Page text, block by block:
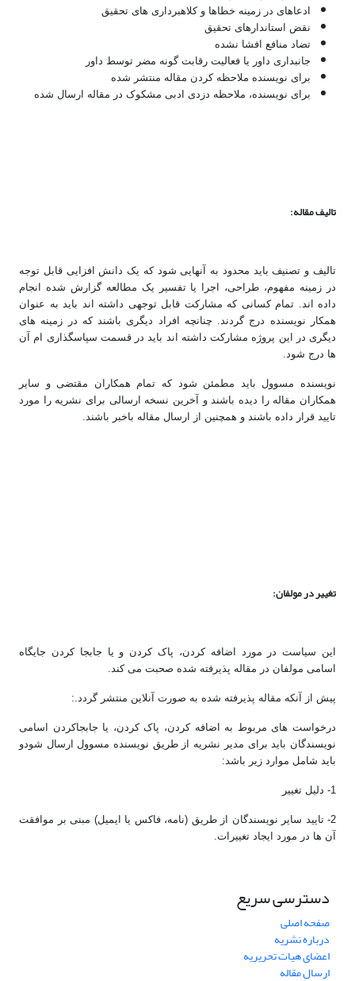
ادعاهای در زمینه خطاها و کلاهبرداری های تحقیق
نقض استاندارهای تحقیق
تضاد منافع افشا نشده
جانبداری داور یا فعالیت رقابت گونه مضر توسط داور
برای نویسنده ملاحظه کردن مقاله منتشر شده
برای نویسنده، ملاحظه دزدی ادبی مشکوک در مقاله ارسال شده
تالیف مقاله:
تالیف و تصنیف باید محدود به آنهایی شود که یک دانش افزایی قابل توجه
در زمینه مفهوم، طراحی، اجرا یا تفسیر یک مطالعه گزارش شده انجام
داده اند. تمام کسانی که مشارکت قابل توجهی داشته اند باید به عنوان
همکار نویسنده درج گردند. چنانچه افراد دیگری باشند که در زمینه های
دیگری در این پروژه مشارکت داشته اند باید در قسمت سپاسگذاری ام آن
ها درج شود.
نویسنده مسوول باید مطمئن شود که تمام همکاران مقتضی و سایر
همکاران مقاله را دیده باشند و آخرین نسخه ارسالی برای نشریه را مورد
تایید قرار داده باشند و همچنین از ارسال مقاله باخبر باشند.
تغییر در مولفان:
این سیاست در مورد اضافه کردن، پاک کردن و یا جابجا کردن جایگاه
اسامی مولفان در مقاله پذیرفته شده صحبت می کند.
پیش از آنکه مقاله پذیرفته شده به صورت آنلاین منتشر گردد.:
درخواست های مربوط به اضافه کردن، پاک کردن، یا جابجاکردن اسامی
نویسندگان باید برای مدیر نشریه از طریق نویسنده مسوول ارسال شودو
باید شامل موارد زیر باشد:
1- دلیل تغییر
2- تایید سایر نویسندگان از طریق (نامه، فاکس یا ایمیل) مبنی بر موافقت
آن ها در مورد ایجاد تغییرات.
دسترسی سریع
صفحه اصلی
درباره نشریه
اعضای هیات تحریریه
ارسال مقاله